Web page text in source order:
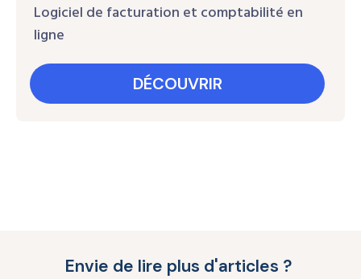
Logiciel de facturation et comptabilité en
ligne
DÉCOUVRIR
Envie de lire plus d'articles ?